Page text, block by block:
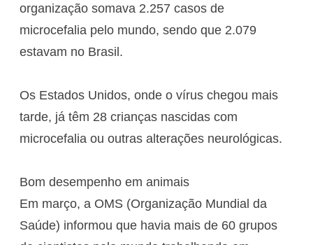
organização somava 2.257 casos de
microcefalia pelo mundo, sendo que 2.079
estavam no Brasil.
Os Estados Unidos, onde o vírus chegou mais
tarde, já têm 28 crianças nascidas com
microcefalia ou outras alterações neurológicas.
Bom desempenho em animais
Em março, a OMS (Organização Mundial da
Saúde) informou que havia mais de 60 grupos